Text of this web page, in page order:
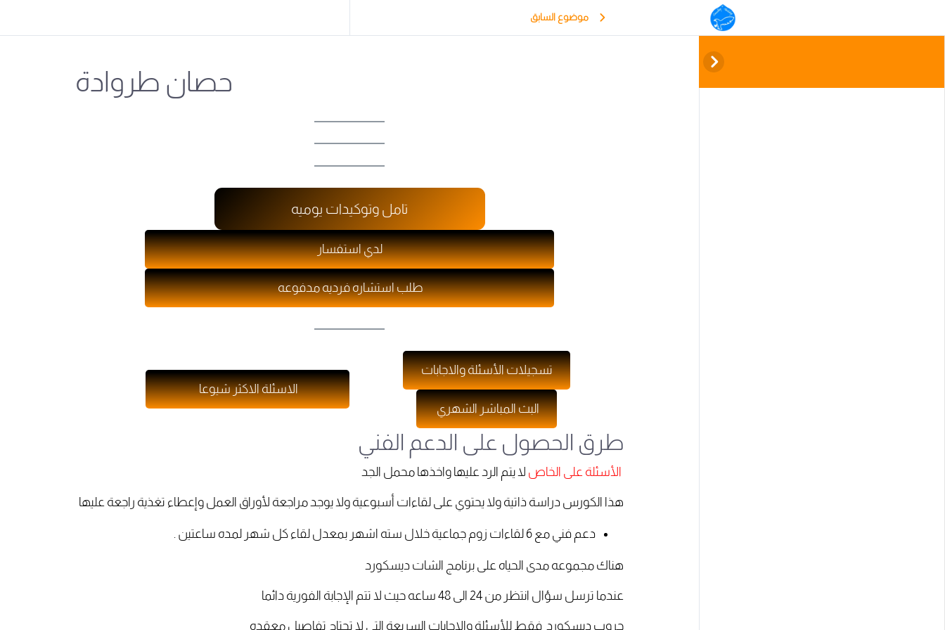
موضوع السابق
حصان طروادة
تامل وتوكيدات يوميه
لدي استفسار
طلب استشاره فرديه مدفوعه
تسجيلات الأسئلة والاجابات
البث المباشر الشهري
الاسئلة الاكثر شيوعا
طرق الحصول على الدعم الفني
الأسئلة على الخاص لا يتم الرد عليها واخذها محمل الجد
هذا الكورس دراسة ذاتية ولا يحتوي على لقاءات أسبوعية ولا يوجد مراجعة لأوراق العمل وإعطاء تغذية راجعة عليها
دعم فني مع 6 لقاءات زوم جماعية خلال سته اشهر بمعدل لقاء كل شهر لمده ساعتين .
هناك مجموعه مدى الحياه على برنامج الشات ديسكورد
عندما ترسل سؤال انتظر من 24 الى 48 ساعه حيث لا تتم الإجابة الفورية دائما
جروب ديسكورد فقط للأسئلة والاجابات السريعة التي لا تحتاج تفاصيل معقده